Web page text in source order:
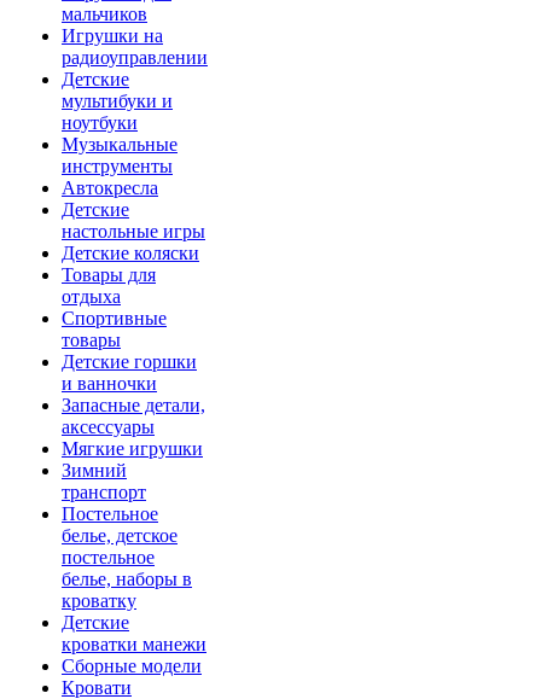
мальчиков
Игрушки на
радиоуправлении
Детские
мультибуки и
ноутбуки
Музыкальные
инструменты
Автокресла
Детские
настольные игры
Детские коляски
Товары для
отдыха
Спортивные
товары
Детские горшки
и ванночки
Запасные детали,
аксессуары
Мягкие игрушки
Зимний
транспорт
Постельное
белье, детское
постельное
белье, наборы в
кроватку
Детские
кроватки манежи
Сборные модели
Кровати